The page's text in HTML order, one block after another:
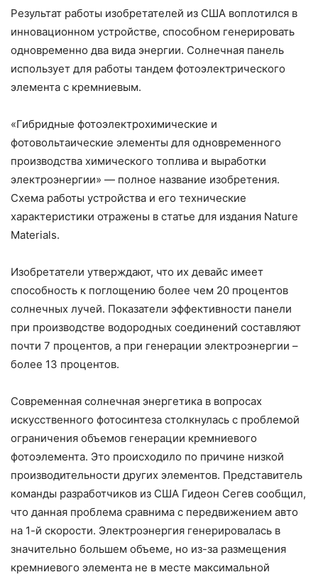
Результат работы изобретателей из США воплотился в
инновационном устройстве, способном генерировать
одновременно два вида энергии. Солнечная панель
использует для работы тандем фотоэлектрического
элемента с кремниевым.
«Гибридные фотоэлектрохимические и
фотовольтаические элементы для одновременного
производства химического топлива и выработки
электроэнергии» — полное название изобретения.
Схема работы устройства и его технические
характеристики отражены в статье для издания Nature
Materials.
Изобретатели утверждают, что их девайс имеет
способность к поглощению более чем 20 процентов
солнечных лучей. Показатели эффективности панели
при производстве водородных соединений составляют
почти 7 процентов, а при генерации электроэнергии –
более 13 процентов.
Современная солнечная энергетика в вопросах
искусственного фотосинтеза столкнулась с проблемой
ограничения объемов генерации кремниевого
фотоэлемента. Это происходило по причине низкой
производительности других элементов. Представитель
команды разработчиков из США Гидеон Сегев сообщил,
что данная проблема сравнима с передвижением авто
на 1-й скорости. Электроэнергия генерировалась в
значительно большем объеме, но из-за размещения
кремниевого элемента не в месте максимальной